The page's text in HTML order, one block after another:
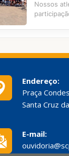
Nossos
Endereço:
Praça
Santa Cruz
E-mail: